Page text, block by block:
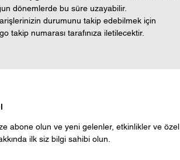
dönemlerde bu süre uzayabilir.
durumunu takip edebilmek için
takip numarası tarafınıza iletilecektir.
abone olun ve yeni gelenler, etkinlikler ve özel
ilk siz bilgi sahibi olun.